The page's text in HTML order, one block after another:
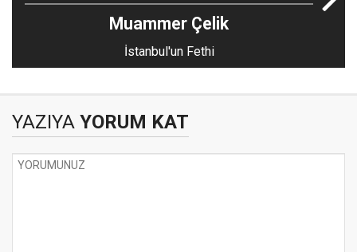
Muammer Çelik
İstanbul'un Fethi
YAZIYA YORUM KAT